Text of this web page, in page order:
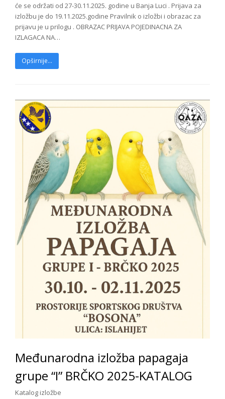
će se održati od 27-30.11.2025. godine u Banja Luci . Prijava za
izložbu je do 19.11.2025.godine Pravilnik o izložbi i obrazac za
prijavu je u prilogu . OBRAZAC PRIJAVA POJEDINACNA ZA
IZLAGACA NA…
Opširnije...
Međunarodna izložba papagaja
grupe “I” BRČKO 2025-KATALOG
Katalog izložbe